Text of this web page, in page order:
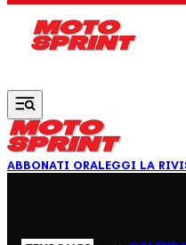
ABBONATI ORALEGGI LA